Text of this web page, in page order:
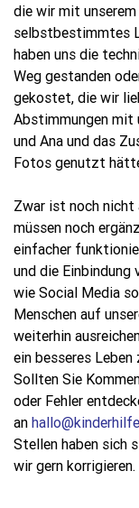
die wir mit
selbstbestimmtes
haben uns die
Weg gestanden
gekostet, die wir
Abstimmungen mit
und Ana und das
Fotos genutzt
Zwar ist noch nicht
müssen noch
einfacher
und die Einbindung
wie Social Media
Menschen auf
weiterhin
ein besseres Leben
Sollten Sie
oder Fehler
an
Stellen haben sich
wir gern korrigieren.